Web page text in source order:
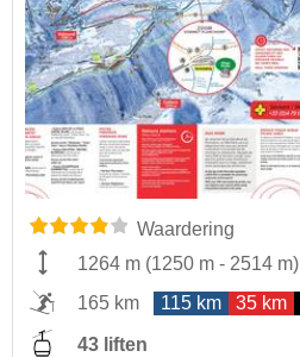
Waardering
1264 m (1250 m - 2514 m)
165 km
115 km 35 km
43 liften